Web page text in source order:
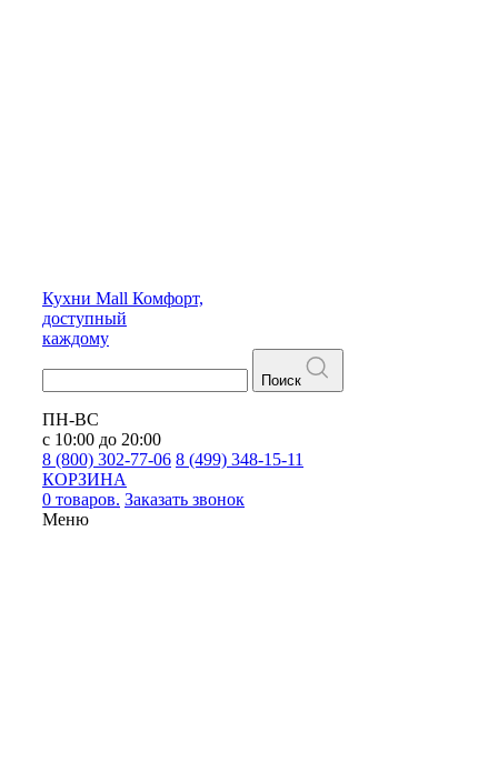
Кухни Mall Комфорт,
доступный
каждому
Поиск
ПН-ВС
с 10:00 до 20:00
8 (800) 302-77-06 8 (499) 348-15-11
КОРЗИНА
0 товаров. Заказать звонок
Меню